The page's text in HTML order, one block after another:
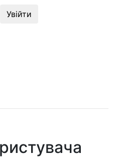
Увійти